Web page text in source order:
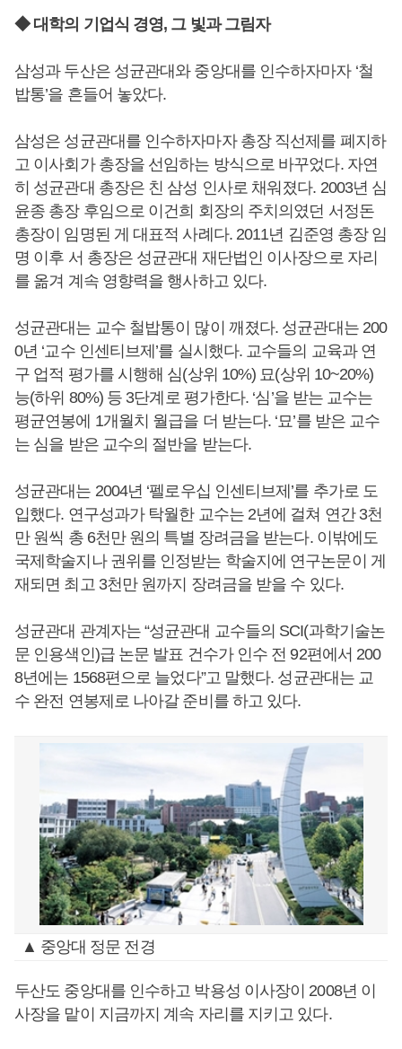
◆ 대학의 기업식 경영, 그 빛과 그림자
삼성과 두산은 성균관대와 중앙대를 인수하자마자 ‘철
밥통’을 흔들어 놓았다.
삼성은 성균관대를 인수하자마자 총장 직선제를 폐지하
고 이사회가 총장을 선임하는 방식으로 바꾸었다. 자연
히 성균관대 총장은 친 삼성 인사로 채워졌다. 2003년 심
윤종 총장 후임으로 이건희 회장의 주치의였던 서정돈
총장이 임명된 게 대표적 사례다. 2011년 김준영 총장 임
명 이후 서 총장은 성균관대 재단법인 이사장으로 자리
를 옮겨 계속 영향력을 행사하고 있다.
성균관대는 교수 철밥통이 많이 깨졌다. 성균관대는 200
0년 ‘교수 인센티브제’를 실시했다. 교수들의 교육과 연
구 업적 평가를 시행해 심(상위 10%) 묘(상위 10~20%)
능(하위 80%) 등 3단계로 평가한다. ‘심’을 받는 교수는
평균연봉에 1개월치 월급을 더 받는다. ‘묘’를 받은 교수
는 심을 받은 교수의 절반을 받는다.
성균관대는 2004년 ‘펠로우십 인센티브제’를 추가로 도
입했다. 연구성과가 탁월한 교수는 2년에 걸쳐 연간 3천
만 원씩 총 6천만 원의 특별 장려금을 받는다. 이밖에도
국제학술지나 권위를 인정받는 학술지에 연구논문이 게
재되면 최고 3천만 원까지 장려금을 받을 수 있다.
성균관대 관계자는 “성균관대 교수들의 SCI(과학기술논
문 인용색인)급 논문 발표 건수가 인수 전 92편에서 200
8년에는 1568편으로 늘었다”고 말했다. 성균관대는 교
수 완전 연봉제로 나아갈 준비를 하고 있다.
▲ 중앙대 정문 전경
두산도 중앙대를 인수하고 박용성 이사장이 2008년 이
사장을 맡이 지금까지 계속 자리를 지키고 있다.